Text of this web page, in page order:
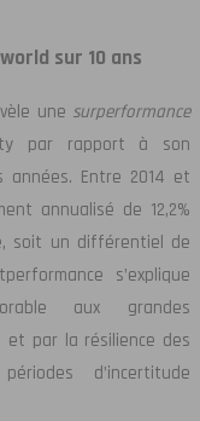
sur 10 ans
une surperformance
par rapport à son
années. Entre 2014 et
annualisé de 12,2%
soit un différentiel de
s’explique
aux grandes
et par la résilience des
d’incertitude